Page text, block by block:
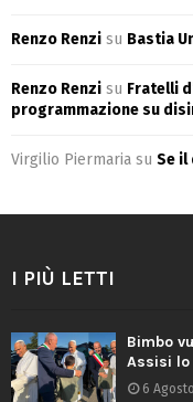
Renzo Renzi su Bastia
Renzo Renzi su Fratelli
programmazione su
Virgilio Piermaria su Se il
I PIÙ LETTI
Bimbo
Assisi lo
6